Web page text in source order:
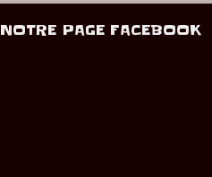
NOTRE PAGE FACEBOOK